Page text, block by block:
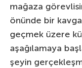
mağaza
önünde bir
geçmek üzere
aşağılamaya
şeyin